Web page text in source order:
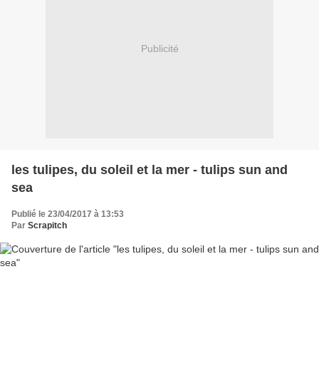
Publicité
les tulipes, du soleil et la mer - tulips sun and
sea
Publié le 23/04/2017 à 13:53
Par Scrapitch